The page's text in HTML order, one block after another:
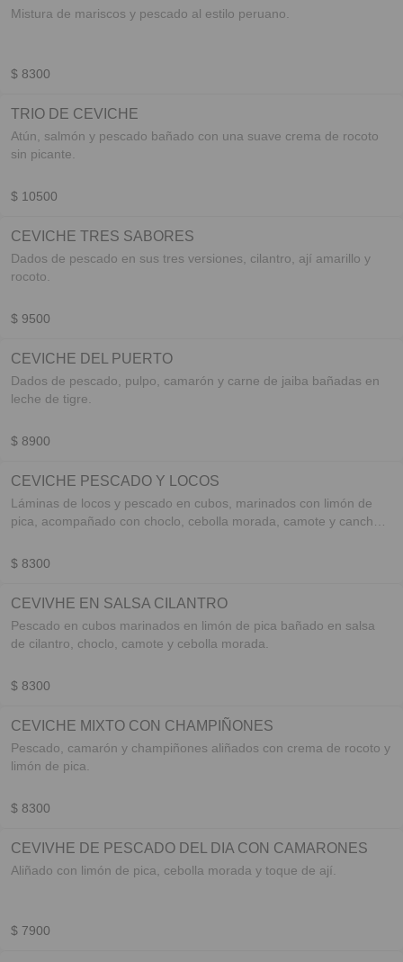
Mistura de mariscos y pescado al estilo peruano.
$ 8300
TRIO DE CEVICHE
Atún, salmón y pescado bañado con una suave crema de rocoto
sin picante.
$ 10500
CEVICHE TRES SABORES
Dados de pescado en sus tres versiones, cilantro, ají amarillo y
rocoto.
$ 9500
CEVICHE DEL PUERTO
Dados de pescado, pulpo, camarón y carne de jaiba bañadas en
leche de tigre.
$ 8900
CEVICHE PESCADO Y LOCOS
Láminas de locos y pescado en cubos, marinados con limón de
pica, acompañado con choclo, cebolla morada, camote y cancha
$ 8300
CEVIVHE EN SALSA CILANTRO
Pescado en cubos marinados en limón de pica bañado en salsa
de cilantro, choclo, camote y cebolla morada.
$ 8300
CEVICHE MIXTO CON CHAMPIÑONES
Pescado, camarón y champiñones aliñados con crema de rocoto y
limón de pica.
$ 8300
CEVIVHE DE PESCADO DEL DIA CON CAMARONES
Aliñado con limón de pica, cebolla morada y toque de ají.
$ 7900